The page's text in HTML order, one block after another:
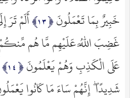
خَبِيرٌ بِمَا تَعْمَلُونَ
أَلَمْ تَرَ
غَضِبَ اللَّهُ عَلَيْهِم مَّا هُم
عَلَى الْكَذِبِ وَهُمْ يَعْلَمُونَ
شَدِيدًا ۖ إِنَّهُمْ سَاءَ مَا كَانُوا